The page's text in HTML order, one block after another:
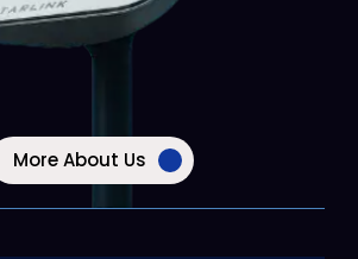
More About Us